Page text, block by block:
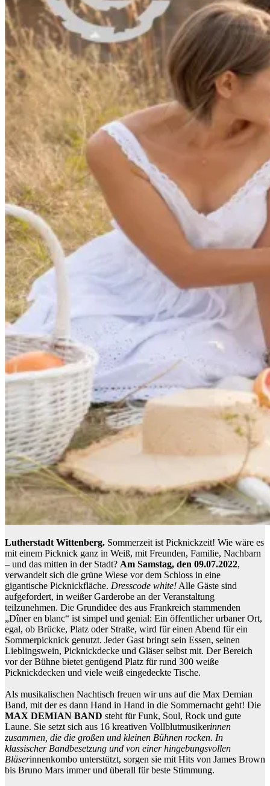
Lutherstadt Wittenberg. Sommerzeit ist Picknickzeit! Wie wäre es
mit einem Picknick ganz in Weiß, mit Freunden, Familie, Nachbarn
– und das mitten in der Stadt? Am Samstag, den 09.07.2022,
verwandelt sich die grüne Wiese vor dem Schloss in eine
gigantische Picknickfläche. Dresscode white! Alle Gäste sind
aufgefordert, in weißer Garderobe an der Veranstaltung
teilzunehmen. Die Grundidee des aus Frankreich stammenden
„Dîner en blanc“ ist simpel und genial: Ein öffentlicher urbaner Ort,
egal, ob Brücke, Platz oder Straße, wird für einen Abend für ein
Sommerpicknick genutzt. Jeder Gast bringt sein Essen, seinen
Lieblingswein, Picknickdecke und Gläser selbst mit. Der Bereich
vor der Bühne bietet genügend Platz für rund 300 weiße
Picknickdecken und viele weiß eingedeckte Tische.
Als musikalischen Nachtisch freuen wir uns auf die Max Demian
Band, mit der es dann Hand in Hand in die Sommernacht geht! Die
MAX DEMIAN BAND steht für Funk, Soul, Rock und gute
Laune. Sie setzt sich aus 16 kreativen Vollblutmusikerinnen
zusammen, die die großen und kleinen Bühnen rocken. In
klassischer Bandbesetzung und von einer hingebungsvollen
Bläserinnenkombo unterstützt, sorgen sie mit Hits von James Brown
bis Bruno Mars immer und überall für beste Stimmung.